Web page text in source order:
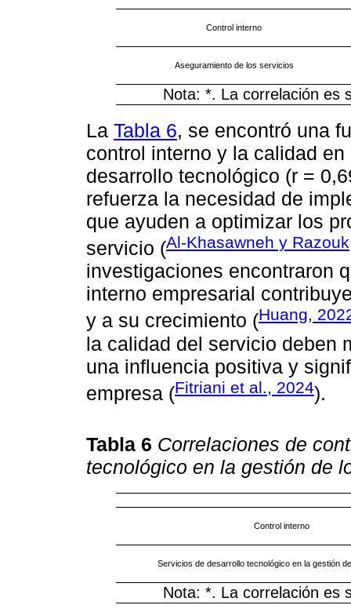
Control interno
Aseguramiento de los servicios
Nota: *. La correlación es
La Tabla 6, se encontró una
control interno y la calidad
desarrollo tecnológico (r =
refuerza la necesidad de
que ayuden a optimizar los
servicio (Al-Khasawneh y
investigaciones encontraron
interno empresarial
y a su crecimiento (Huang,
la calidad del servicio deben
una influencia positiva y
empresa (Fitriani et al., 2024).
Tabla 6 Correlaciones de
tecnológico en la gestión de
Control interno
Servicios de desarrollo tecnológico en la gestión
Nota: *. La correlación es